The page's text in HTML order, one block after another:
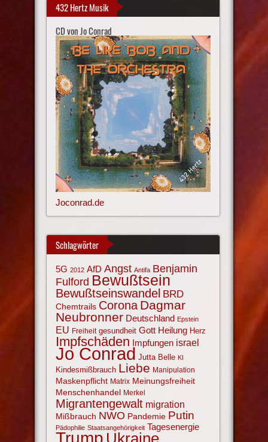
432 Hertz Musik
CD von Jo Conrad
Joconrad.de
Schlagwörter
5G 2012 AfD Angst Antifa Benjamin
Fulford Bewußtsein
Bewußtseinswandel BRD
Chemtrails Corona Dagmar
Neubronner Deutschland Epstein
EU Freiheit gesundheit Gott Heilung Herz
Impfschäden Impfungen israel
Jo Conrad Jutta Belle KI
Kindesmißbrauch Liebe Manipulation
Maskenpflicht Matrix Meinungsfreiheit
Menschenhandel Merkel
Migrantengewalt migration
Mißbrauch NWO Pandemie Putin
Pädophilie Staatsangehörigkeit Tagesenergie
Trump Ukraine